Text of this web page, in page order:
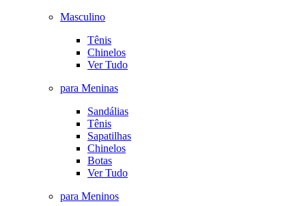
Masculino
Tênis
Chinelos
Ver Tudo
para Meninas
Sandálias
Tênis
Sapatilhas
Chinelos
Botas
Ver Tudo
para Meninos